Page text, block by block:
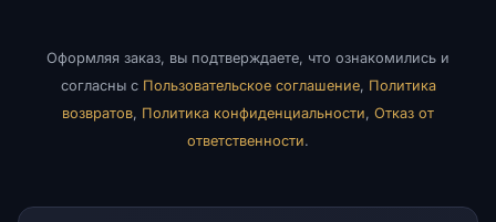
Оформляя заказ, вы подтверждаете, что ознакомились и
согласны с Пользовательское соглашение, Политика
возвратов, Политика конфиденциальности, Отказ от
ответственности.